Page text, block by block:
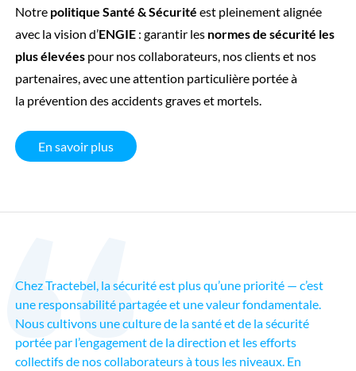
Notre politique Santé & Sécurité est pleinement alignée
avec la vision d’ENGIE: garantir les normes de sécurité les
plus élevéespour nos collaborateurs, nos clients et nos
partenaires, avec une attention particulière portée à
la prévention des accidents graves et mortels.
En savoir plus
Chez Tractebel, la sécurité est plus qu’une priorité — c’est
une responsabilité partagée et une valeur fondamentale.
Nous cultivons une culture de la santé et de la sécurité
portée par l’engagement de la direction et les efforts
collectifs de nos collaborateurs à tous les niveaux. En